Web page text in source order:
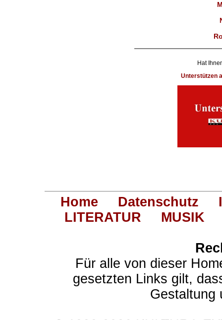
Hat
Unterstützen
Home Datenschutz
LITERATUR
MUSIK
Für alle von dieser
gesetzten Links gilt,
Gestaltung